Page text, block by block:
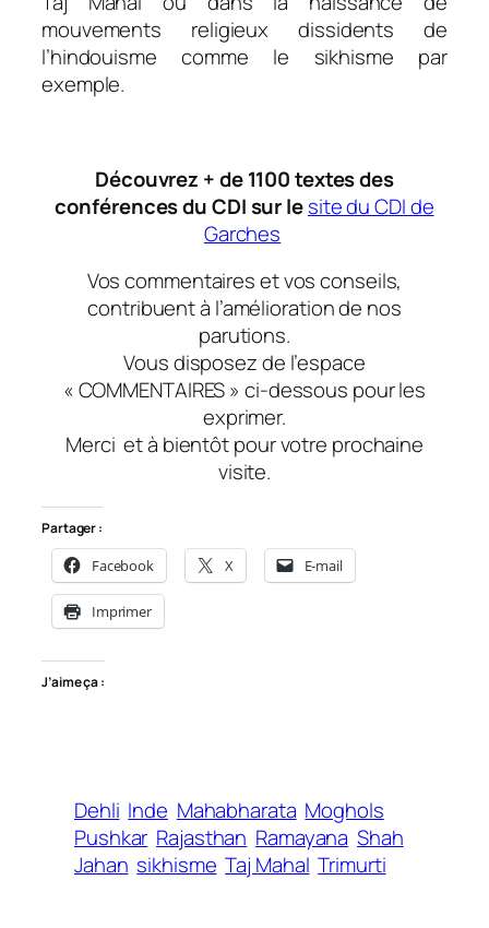
mouvements religieux dissidents de
l’hindouisme comme le sikhisme par
exemple.
Découvrez + de 1100 textes des
conférences du CDI sur lesite du CDI de
Garches
Vos commentaires et vos conseils,
contribuent à l’amélioration de nos
parutions.
Vous disposez de l’espace
« COMMENTAIRES » ci-dessous pour les
exprimer.
Merci et à bientôtpour votre prochaine
visite.
Partager :
Facebook X E-mail
Imprimer
J’aime ça :
Dehli Inde Mahabharata Moghols
Pushkar Rajasthan Ramayana Shah
Jahan sikhisme Taj Mahal Trimurti